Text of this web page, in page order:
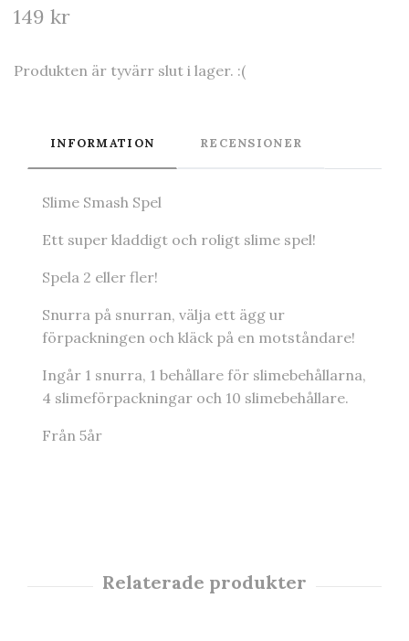
149 kr
Produkten är tyvärr slut i lager. :(
INFORMATION RECENSIONER
Slime Smash Spel
Ett super kladdigt och roligt slime spel!
Spela 2 eller fler!
Snurra på snurran, välja ett ägg ur
förpackningen och kläck på en motståndare!
Ingår 1 snurra, 1 behållare för slimebehållarna,
4 slimeförpackningar och 10 slimebehållare.
Från 5år